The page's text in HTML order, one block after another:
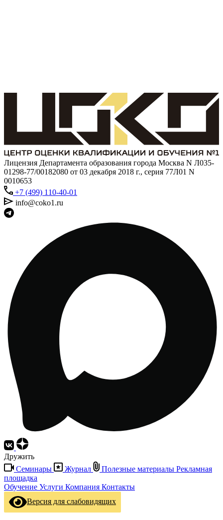
Лицензия Департамента образования города Москва N Л035-
01298-77/00182080 от 03 декабря 2018 г., серия 77Л01 N
0010653
+7 (499) 110-40-01
info@coko1.ru
Дружить
Семинары
Журнал Полезные материалы Рекламная
площадка
Обучение Услуги Компания Контакты
Версия для слабовидящих